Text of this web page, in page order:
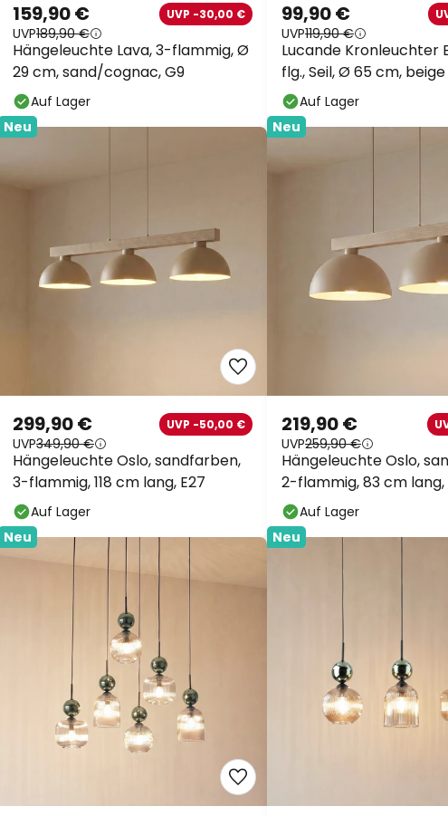
Hängeleuchte Lava, 3-flammig, Ø
29 cm, sand/cognac, G9
159,90 € UVP -30,00 €
UVP189,90 €
Auf Lager
Lucande Kronleuchter
flg., Seil, Ø 65 cm, beige
99,90 €
UVP119,90 €
Auf Lager
Neu
Hängeleuchte Oslo, sandfarben,
3-flammig, 118 cm lang, E27
299,90 € UVP -50,00 €
UVP349,90 €
Auf Lager
Neu
Hängeleuchte Oslo,
2-flammig, 83 cm lang,
219,90 €
UVP259,90 €
Auf Lager
Neu Neu